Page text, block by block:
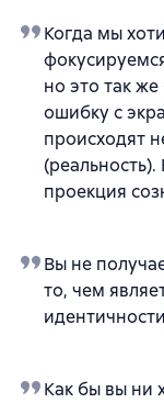
Когда мы
но это так же
ошибку с
происходят
проекция
Вы не
то, чем
идентичности
Как бы вы ни